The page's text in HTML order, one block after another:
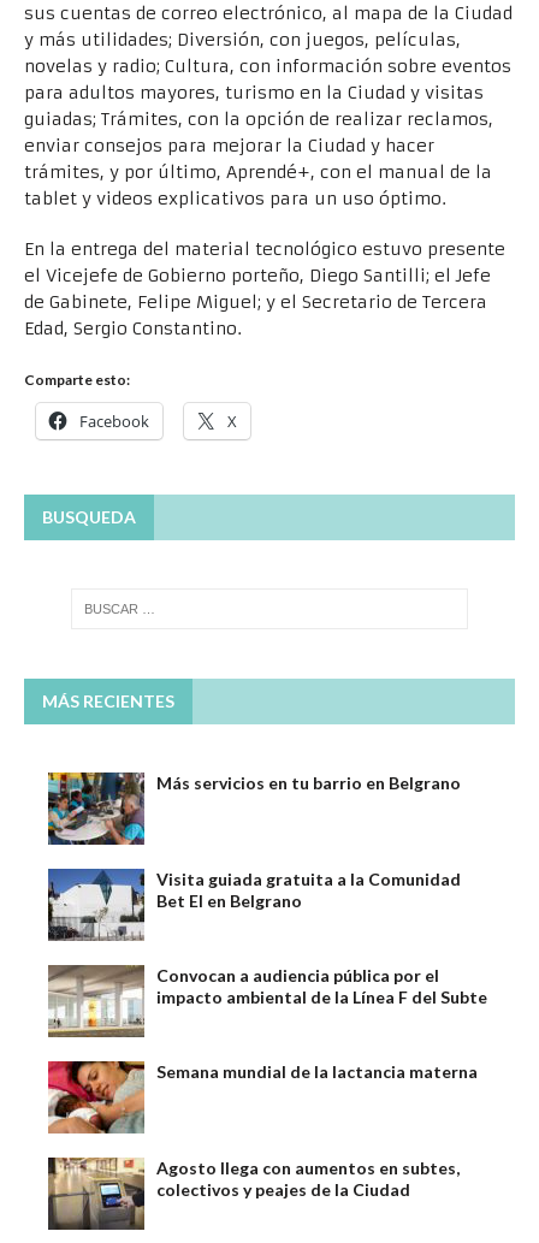
sus cuentas de correo electrónico, al mapa de la Ciudad
y más utilidades; Diversión, con juegos, películas,
novelas y radio; Cultura, con información sobre eventos
para adultos mayores, turismo en la Ciudad y visitas
guiadas; Trámites, con la opción de realizar reclamos,
enviar consejos para mejorar la Ciudad y hacer
trámites, y por último, Aprendé+, con el manual de la
tablet y videos explicativos para un uso óptimo.
En la entrega del material tecnológico estuvo presente
el Vicejefe de Gobierno porteño, Diego Santilli; el Jefe
de Gabinete, Felipe Miguel; y el Secretario de Tercera
Edad, Sergio Constantino.
Comparte esto:
Facebook X
BUSQUEDA
MÁS RECIENTES
Más servicios en tu barrio en Belgrano
Visita guiada gratuita a la Comunidad
Bet El en Belgrano
Convocan a audiencia pública por el
impacto ambiental de la Línea F del Subte
Semana mundial de la lactancia materna
Agosto llega con aumentos en subtes,
colectivos y peajes de la Ciudad